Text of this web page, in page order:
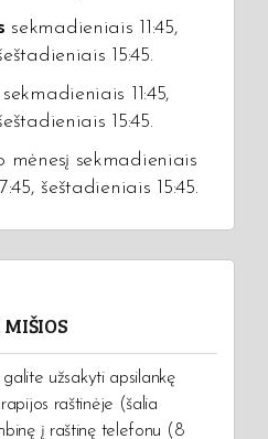
sekmadieniais 11:45,
15:45.
sekmadieniais 11:45,
15:45.
mėnesį sekmadieniais
šeštadieniais 15:45.
MIŠIOS
užsakyti apsilankę
raštinėje (šalia
į raštinę telefonu (8